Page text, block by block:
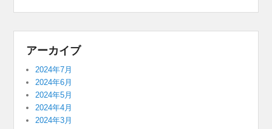
アーカイブ
2024年7月
2024年6月
2024年5月
2024年4月
2024年3月